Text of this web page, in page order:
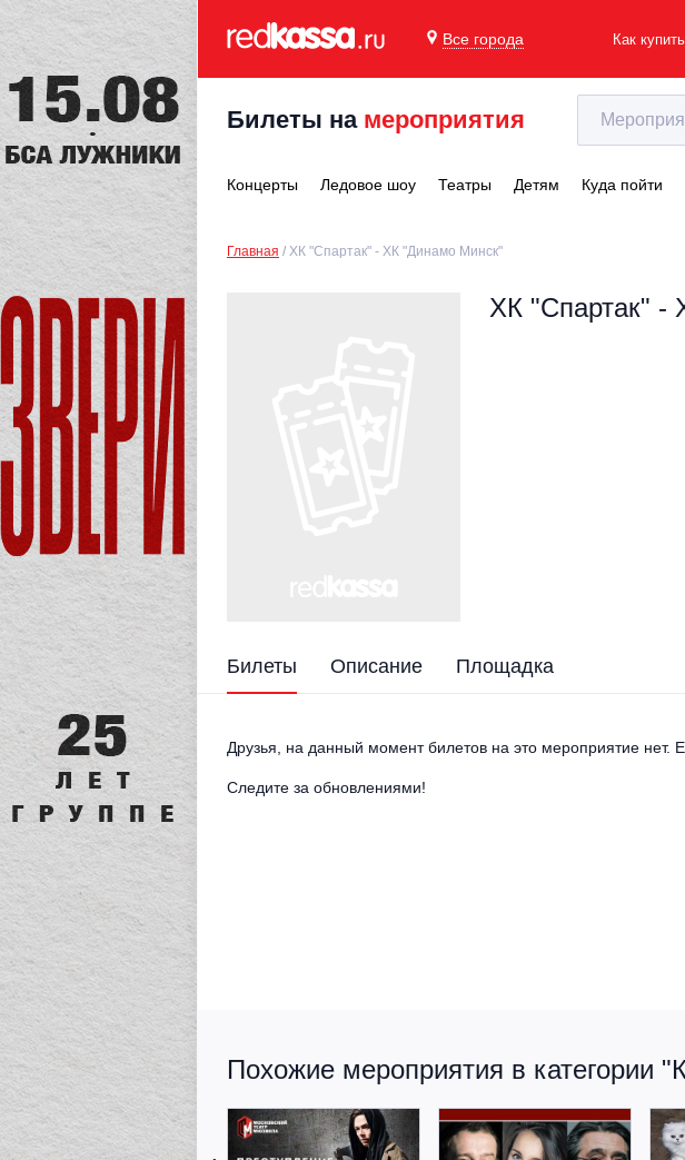
Все города Как купить
Билеты на мероприятия
Концерты Ледовое шоу Театры Детям Куда пойти
Главная ХК "Спартак" - ХК "Динамо Минск"
ХК "Спартак" -
Билеты Описание Площадка
Друзья, на данный момент билетов на это мероприятие нет.
Следите за обновлениями!
Похожие мероприятия в категории